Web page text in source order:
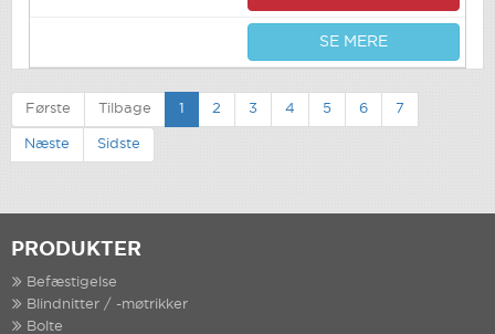
SE MERE
Første Tilbage 1 2 3 4 5 6 7
Næste Sidste
PRODUKTER
Befæstigelse
Blindnitter / -møtrikker
Bolte